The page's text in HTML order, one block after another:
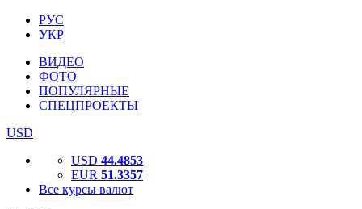
РУС
УКР
ВИДЕО
ФОТО
ПОПУЛЯРНЫЕ
СПЕЦПРОЕКТЫ
USD
USD 44.4853
EUR 51.3357
Все курсы валют